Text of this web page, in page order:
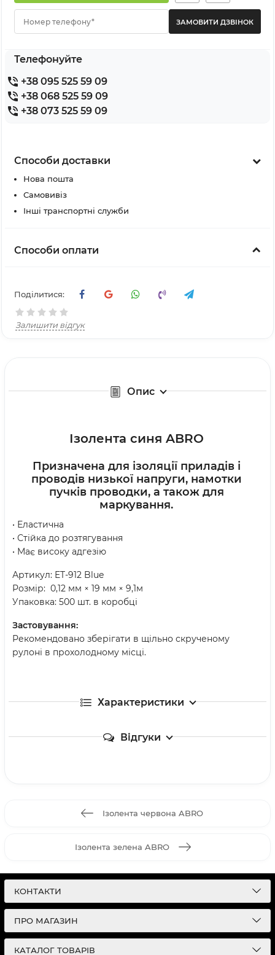
Номер телефону*
Телефонуйте
+38 095 525 59 09
+38 068 525 59 09
+38 073 525 59 09
Способи доставки
Нова пошта
Самовивіз
Інші транспортні служби
Способи оплати
Поділитися:
Залишити відгук
Опис
Ізолента синя ABRO
Призначена для ізоляції приладів і
проводів низької напруги, намотки
пучків проводки, а також для
маркування.
• Еластична
• Стійка до розтягування
• Має високу адгезію
Артикул: ET-912 Blue
Розмір: 0,12 мм × 19 мм × 9,1м
Упаковка: 500 шт. в коробці
Застовування:
Рекомендовано зберігати в щільно скрученому
рулоні в прохолодному місці.
Характеристики
Відгуки
Ізолента червона ABRO
Ізолента зелена ABRO
КОНТАКТИ
ПРО МАГАЗИН
КАТАЛОГ ТОВАРІВ